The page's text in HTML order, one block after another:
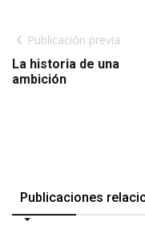
Publicación previa
La historia de una
ambición
Publicaciones